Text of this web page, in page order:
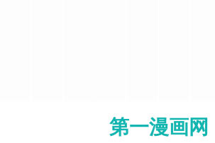
第一漫画网